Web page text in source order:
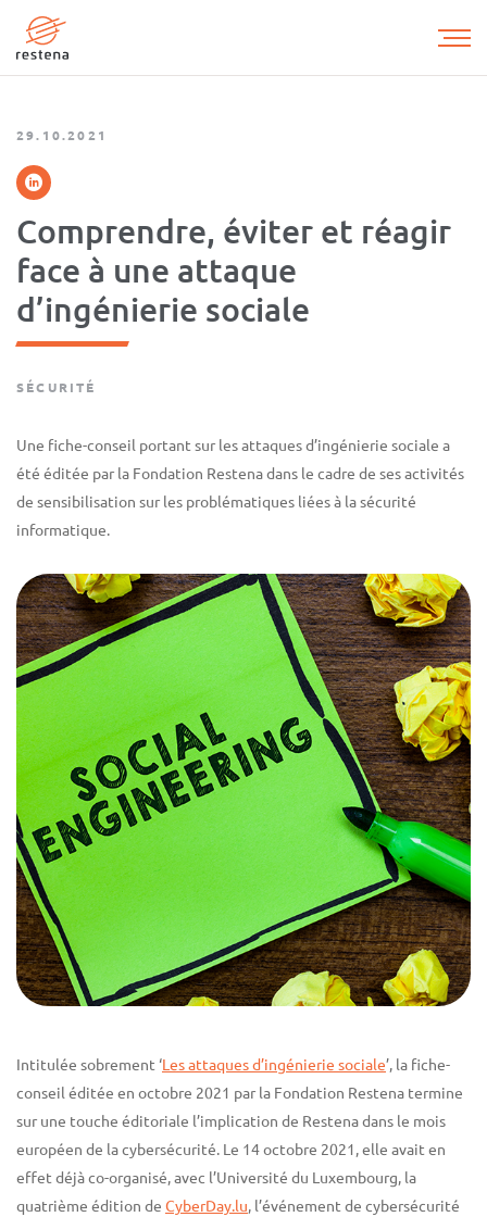
contenu
29.10.2021
Comprendre, éviter et réagir
face à une attaque
d’ingénierie sociale
SÉCURITÉ
Une fiche-conseil portant sur les attaques d’ingénierie sociale a
été éditée par la Fondation Restena dans le cadre de ses activités
de sensibilisation sur les problématiques liées à la sécurité
informatique.
Intitulée sobrement ‘Les attaques d’ingénierie sociale’, la fiche-
conseil éditée en octobre 2021 par la Fondation Restena termine
sur une touche éditoriale l’implication de Restena dans le mois
européen de la cybersécurité. Le 14 octobre 2021, elle avait en
effet déjà co-organisé, avec l’Université du Luxembourg, la
quatrième édition de CyberDay.lu, l’événement de cybersécurité